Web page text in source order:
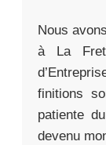
Nous
à La
finitions
patiente
devenu